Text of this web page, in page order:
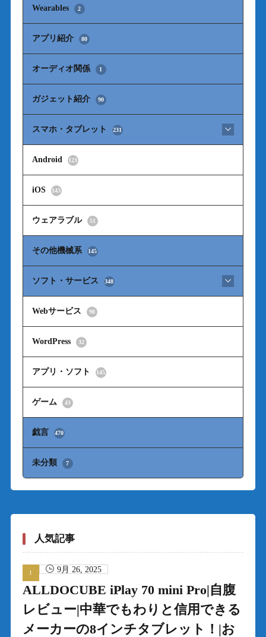
Wearables 2
アプリ紹介 80
オーディオ関係 1
ガジェット紹介 90
スマホ・タブレット 231
Android 123
iOS 143
ウェアラブル 51
その他機械系 145
ソフト・サービス 348
Webサービス 98
WordPress 32
アプリ・ソフト 145
ゲーム 43
戯言 470
未分類 7
人気記事
9月 26, 2025
ALLDOCUBE iPlay 70 mini Pro|自腹
レビュー|中華でもわりと信用できる
メーカーの8インチタブレット！|お